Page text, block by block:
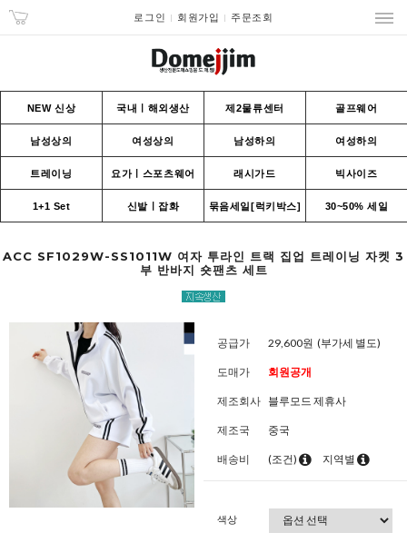
로그인 회원가입 주문조회
NEW 신상 국내ㅣ해외생산 제2물류센터 골프웨어
남성상의 여성상의 남성하의 여성하의
트레이닝 요가ㅣ스포츠웨어 래시가드 빅사이즈
1+1 Set 신발ㅣ잡화 묶음세일[럭키박스] 30~50% 세일
ACC SF1029W-SS1011W 여자 투라인 트랙 집업 트레이닝 자켓 3
부 반바지 숏팬츠 세트
공급가 29,600원 (부가세 별도)
도매가 회원공개
제조회사 블루모드 제휴사
제조국 중국
배송비 (조건) 지역별
색상